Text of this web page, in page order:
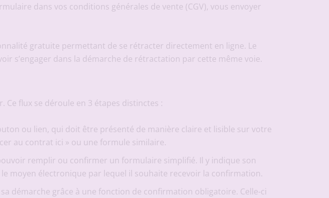
dans vos conditions générales de vente (CGV), vous envoyer
gratuite permettant de se rétracter directement en ligne. Le
s’engager dans la démarche de rétractation par cette même voie.
flux se déroule en 3 étapes distinctes :
ou lien, qui doit être présenté de manière claire et lisible sur votre
au contrat ici » ou une formule similaire.
remplir ou confirmer un formulaire simplifié. Il y indique son
moyen électronique par lequel il souhaite recevoir la confirmation.
démarche grâce à une fonction de confirmation obligatoire. Celle-ci